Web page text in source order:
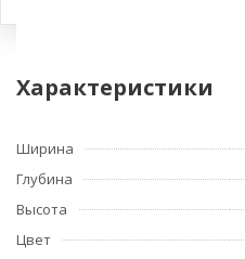
Характеристики
Ширина
Глубина
Высота
Цвет